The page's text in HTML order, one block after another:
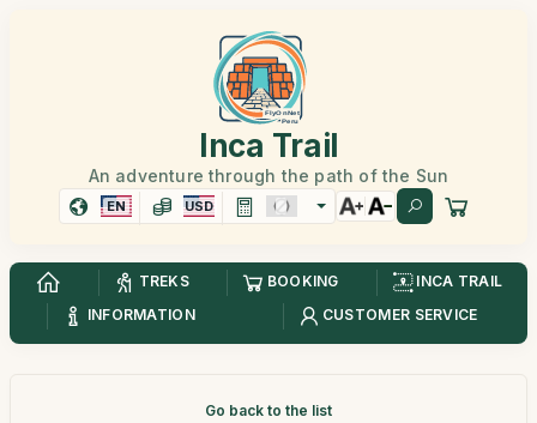
Inca Trail
An adventure through the path of the Sun
EN USD
TREKS BOOKING
INCA TRAIL
INFORMATION
CUSTOMER SERVICE
Go back to the list